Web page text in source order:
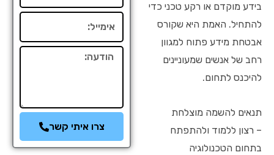
בידע מוקדם או רקע טכני כדי
להתחיל. האמת היא שקורס
אבטחת מידע פתוח למגוון
רחב של אנשים שמעוניינים
להיכנס לתחום.
תנאים להשמה מוצלחת
– רצון ללמוד ולהתפתח
בתחום הטכנולוגיה
הודעה
צרו איתי קשר